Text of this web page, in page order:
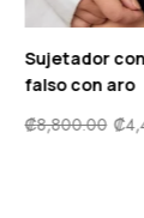
de
falso
₡